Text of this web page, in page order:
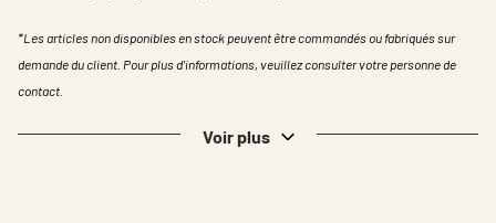
Choisir la langue
Switzerland - French
*Les articles non disponibles en stock peuvent être commandés ou fabriqués sur
demande du client. Pour plus d'informations, veuillez consulter votre personne de
contact.
Voir plus